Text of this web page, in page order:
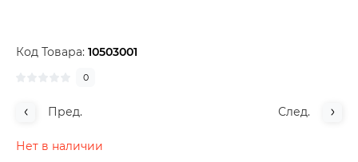
Код Товара: 10503001
0
Пред. След.
Нет в наличии